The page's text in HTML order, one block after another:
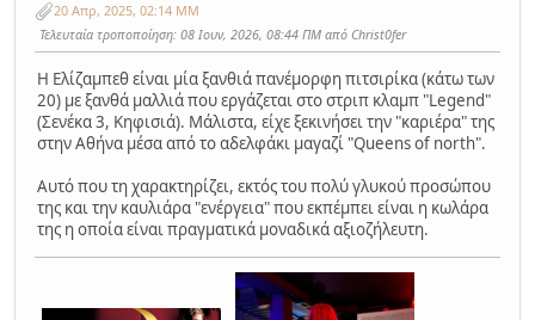
20 Απρ, 2025, 02:14 ΜΜ
Τελευταία τροποποίηση: 08 Ιουν, 2026, 08:44 ΠΜ από Christ0fer
Η Ελίζαμπεθ είναι μία ξανθιά πανέμορφη πιτσιρίκα (κάτω των
20) με ξανθά μαλλιά που εργάζεται στο στριπ κλαμπ "Legend"
(Σενέκα 3, Κηφισιά). Μάλιστα, είχε ξεκινήσει την "καριέρα" της
στην Αθήνα μέσα από το αδελφάκι μαγαζί "Queens of north".
Αυτό που τη χαρακτηρίζει, εκτός του πολύ γλυκού προσώπου
της και την καυλιάρα "ενέργεια" που εκπέμπει είναι η κωλάρα
της η οποία είναι πραγματικά μοναδικά αξιοζήλευτη.